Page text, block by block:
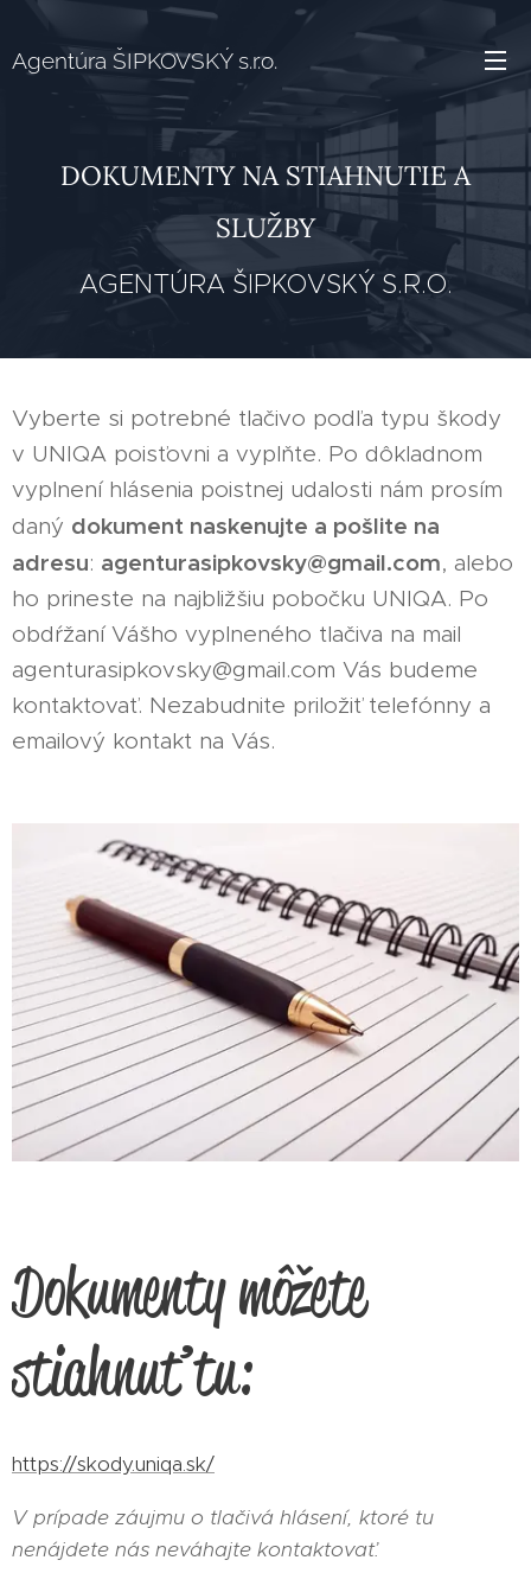
Agentúra ŠIPKOVSKÝ s.r.o.
DOKUMENTY NA STIAHNUTIE A
SLUŽBY
AGENTÚRA ŠIPKOVSKÝ S.R.O.
Vyberte si potrebné tlačivo podľa typu škody
v UNIQA poisťovni a vyplňte. Po dôkladnom
vyplnení hlásenia poistnej udalosti nám prosím
daný dokument naskenujte a pošlite na
adresu: agenturasipkovsky@gmail.com, alebo
ho prineste na najbližšiu pobočku UNIQA. Po
obdŕžaní Vášho vyplneného tlačiva na mail
agenturasipkovsky@gmail.com Vás budeme
kontaktovať. Nezabudnite priložiť telefónny a
emailový kontakt na Vás.
Dokumenty môžete
stiahnuť tu:
https://skody.uniqa.sk/
V prípade záujmu o tlačivá hlásení, ktoré tu
nenájdete nás neváhajte kontaktovať.